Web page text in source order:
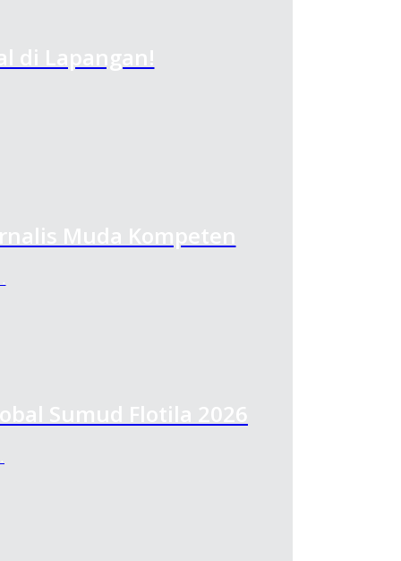
di Lapangan!
Muda Kompeten
Sumud Flotila 2026